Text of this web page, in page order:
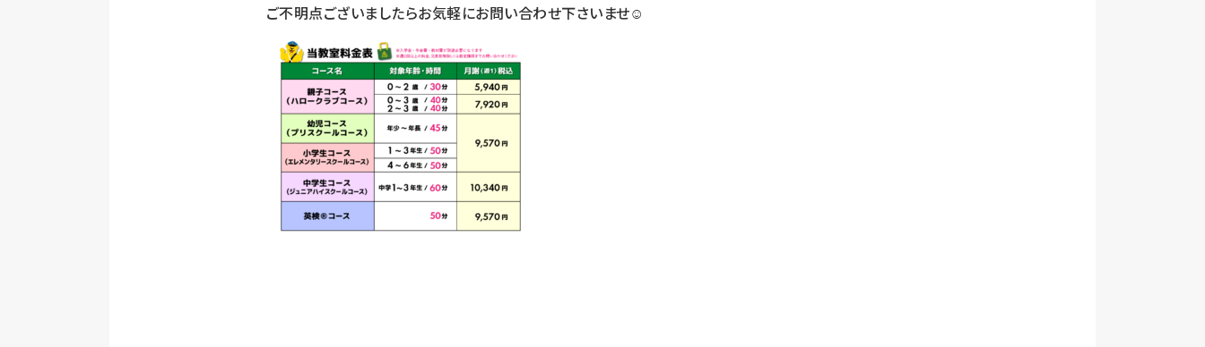
ご不明点ございましたらお気軽にお問い合わせ下さいませ☺